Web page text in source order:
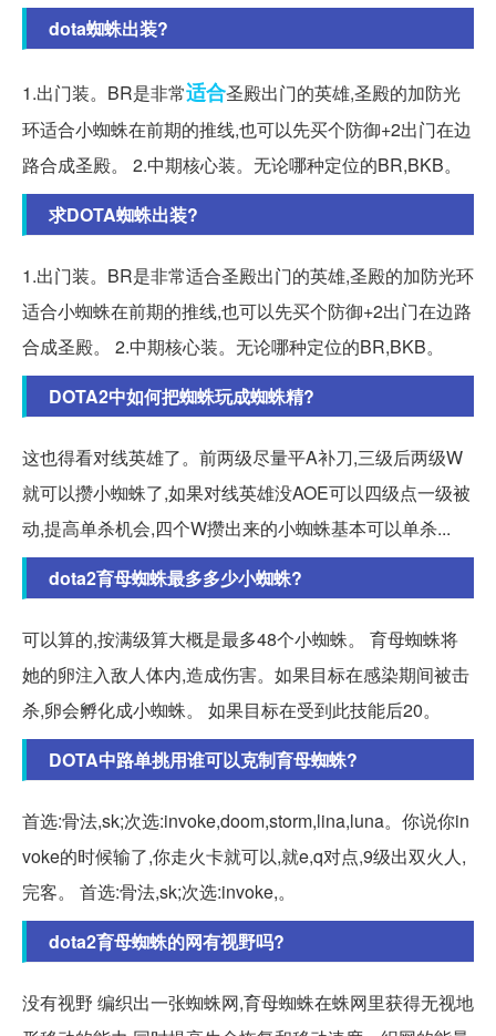
dota蜘蛛出装?
1.出门装。BR是非常适合圣殿出门的英雄,圣殿的加防光
环适合小蜘蛛在前期的推线,也可以先买个防御+2出门在边
路合成圣殿。 2.中期核心装。无论哪种定位的BR,BKB。
求DOTA蜘蛛出装?
1.出门装。BR是非常适合圣殿出门的英雄,圣殿的加防光环
适合小蜘蛛在前期的推线,也可以先买个防御+2出门在边路
合成圣殿。 2.中期核心装。无论哪种定位的BR,BKB。
DOTA2中如何把蜘蛛玩成蜘蛛精?
这也得看对线英雄了。前两级尽量平A补刀,三级后两级W
就可以攒小蜘蛛了,如果对线英雄没AOE可以四级点一级被
动,提高单杀机会,四个W攒出来的小蜘蛛基本可以单杀...
dota2育母蜘蛛最多多少小蜘蛛?
可以算的,按满级算大概是最多48个小蜘蛛。 育母蜘蛛将
她的卵注入敌人体内,造成伤害。如果目标在感染期间被击
杀,卵会孵化成小蜘蛛。 如果目标在受到此技能后20。
DOTA中路单挑用谁可以克制育母蜘蛛?
首选:骨法,sk;次选:invoke,doom,storm,lina,luna。你说你in
voke的时候输了,你走火卡就可以,就e,q对点,9级出双火人,
完客。 首选:骨法,sk;次选:invoke,。
dota2育母蜘蛛的网有视野吗?
没有视野 编织出一张蜘蛛网,育母蜘蛛在蛛网里获得无视地